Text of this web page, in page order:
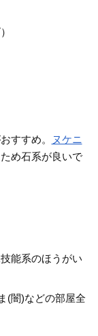
すすめ。
ヌケニ
め石系が良いで
能系のほうがい
(闇)などの部屋全